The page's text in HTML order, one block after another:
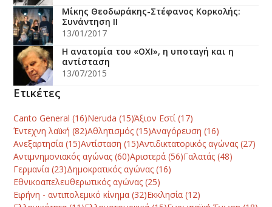
Μίκης Θεοδωράκης-Στέφανος Κορκολής:
Συνάντηση ΙΙ
13/01/2017
Η ανατομία του «ΟΧΙ», η υποταγή και η
αντίσταση
13/07/2015
Ετικέτες
Canto General (16)Neruda (15)Άξιον Εστί(17)
Έντεχνη λαϊκή (82)Αθλητισμός (15)Αναγόρευση (16)
Ανεξαρτησία (15)Αντίσταση (15)Αντιδικτατορικός αγώνας (27)
Αντιμνημονιακός αγώνας (60)Αριστερά (56)Γαλατάς (48)
Γερμανία (23)Δημοκρατικός αγώνας (16)
Εθνικοαπελευθερωτικός αγώνας (25)
Ειρήνη - αντιπολεμικό κίνημα (32)Εκκλησία (12)